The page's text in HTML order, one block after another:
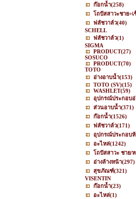
ก๊อกน้ำ(258)
โถปัสสาวะชาย+เ
ฟลัชวาล์ว(40)
SCHELL
ฟลัชวาล์ว(1)
SIGMA
PRODUCT(27)
SOSUCO
PRODUCT(70)
TOTO
อ่างอาบน้ำ(153)
TOTO (SV)(15)
WASHLET(59)
อุปกรณ์ประกอบอ่
ส่วนอาบน้ำ(371)
ก๊อกน้ำ(1526)
ฟลัชวาล์ว(171)
อุปกรณ์ประกอบห้
อะไหล่(1242)
โถปัสสาวะ ชาย/
อ่างล้างหน้า(297)
สุขภัณฑ์(321)
VISENTIN
ก๊อกน้ำ(23)
อะไหล่(1)